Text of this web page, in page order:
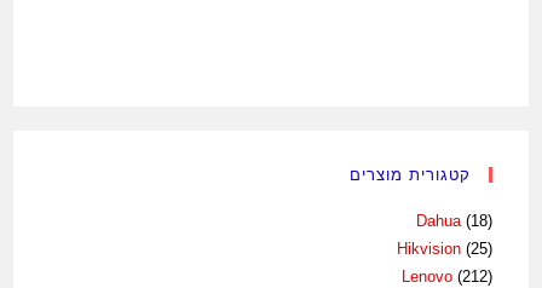
קטגורית מוצרים
Dahua (18)
Hikvision (25)
Lenovo (212)